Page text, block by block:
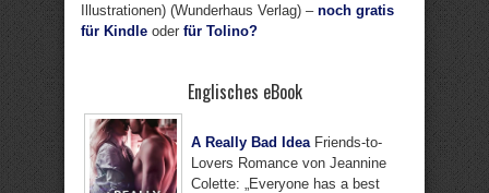
Illustrationen) (Wunderhaus Verlag) – noch gratis
für Kindle oder für Tolino?
Englisches eBook
A Really Bad Idea Friends-to-
Lovers Romance von Jeannine
Colette: „Everyone has a best